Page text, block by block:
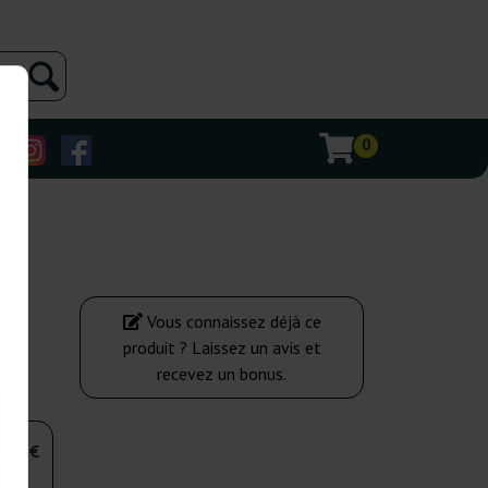
0
€
Vous connaissez déjà ce
produit ? Laissez un avis et
recevez un bonus.